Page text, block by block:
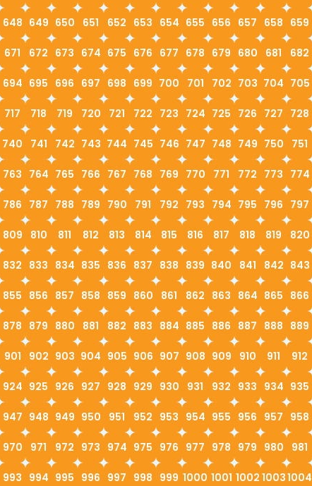
648 649 650 651 652 653 654 655 656 657 658 659
671 672 673 674 675 676 677 678 679 680 681 682
694 695 696 697 698 699 700 701 702 703 704 705
717 718 719 720 721 722 723 724 725 726 727 728
740 741 742 743 744 745 746 747 748 749 750 751
763 764 765 766 767 768 769 770 771 772 773 774
786 787 788 789 790 791 792 793 794 795 796 797
809 810 811 812 813 814 815 816 817 818 819 820
832 833 834 835 836 837 838 839 840 841 842 843
855 856 857 858 859 860 861 862 863 864 865 866
878 879 880 881 882 883 884 885 886 887 888 889
901 902 903 904 905 906 907 908 909 910 911 912
924 925 926 927 928 929 930 931 932 933 934 935
947 948 949 950 951 952 953 954 955 956 957 958
970 971 972 973 974 975 976 977 978 979 980 981
993 994 995 996 997 998 999 1000 1001 1002 10031004